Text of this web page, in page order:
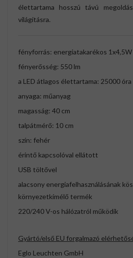
élettartama hosszú távú
világításra.
fényforrás: energiatakarékos
fényerősség: 550 lm
a LED átlagos élettartama: 25000 óra
anyaga: műanyag
magasság: 40 cm
talpátmérő: 10 cm
szín: fehér
érintő kapcsolóval ellátott
USB töltővel
alacsony energiafelhasználásának
környezetkímélő termék
220/240 V-os hálózatról működik
Gyártó/első EU forgalmazó
Eglo Leuchten GmbH